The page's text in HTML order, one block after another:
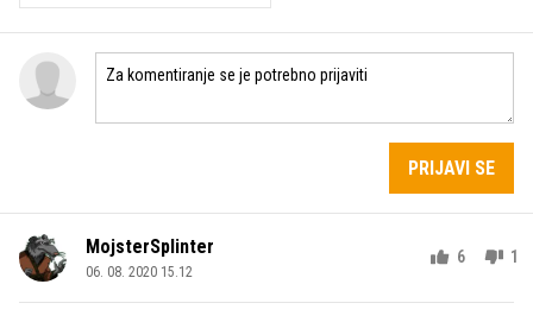
PRIJAVI SE
MojsterSplinter
06. 08. 2020 15.12
6 1